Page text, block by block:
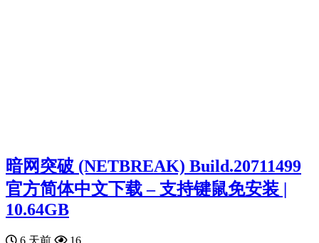
暗网突破 (NETBREAK) Build.20711499
官方简体中文下载 – 支持键鼠免安装 |
10.64GB
6 天前 16